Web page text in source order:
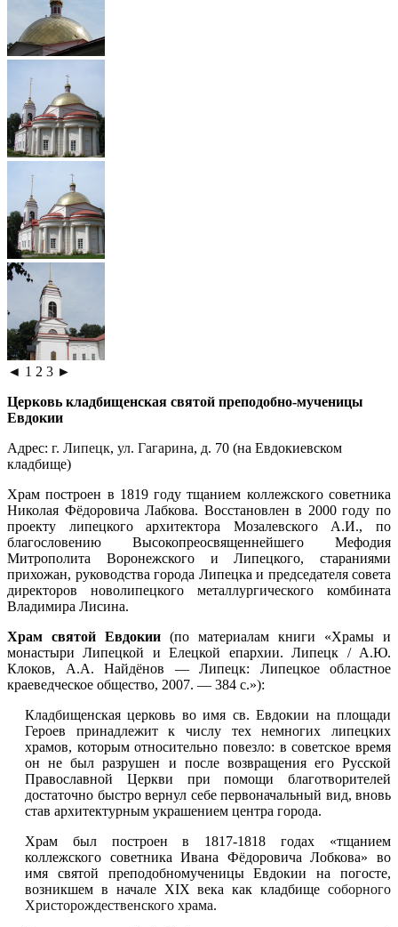
◄ 1 2 3 ►
Церковь кладбищенская святой преподобно-мученицы
Евдокии
Адрес: г. Липецк, ул. Гагарина, д. 70 (на Евдокиевском
кладбище)
Храм построен в 1819 году тщанием коллежского советника
Николая Фёдоровича Лабкова. Восстановлен в 2000 году по
проекту липецкого архитектора Мозалевского А.И., по
благословению Высокопреосвященнейшего Мефодия
Митрополита Воронежского и Липецкого, стараниями
прихожан, руководства города Липецка и председателя совета
директоров новолипецкого металлургического комбината
Владимира Лисина.
Храм святой Евдокии (по материалам книги «Храмы и
монастыри Липецкой и Елецкой епархии. Липецк / А.Ю.
Клоков, А.А. Найдёнов — Липецк: Липецкое областное
краеведческое общество, 2007. — 384 с.»):
Кладбищенская церковь во имя св. Евдокии на площади
Героев принадлежит к числу тех немногих липецких
храмов, которым относительно повезло: в советское время
он не был разрушен и после возвращения его Русской
Православной Церкви при помощи благотворителей
достаточно быстро вернул себе первоначальный вид, вновь
став архитектурным украшением центра города.
Храм был построен в 1817-1818 годах «тщанием
коллежского советника Ивана Фёдоровича Лобкова» во
имя святой преподобномученицы Евдокии на погосте,
возникшем в начале XIX века как кладбище соборного
Христорождественского храма.